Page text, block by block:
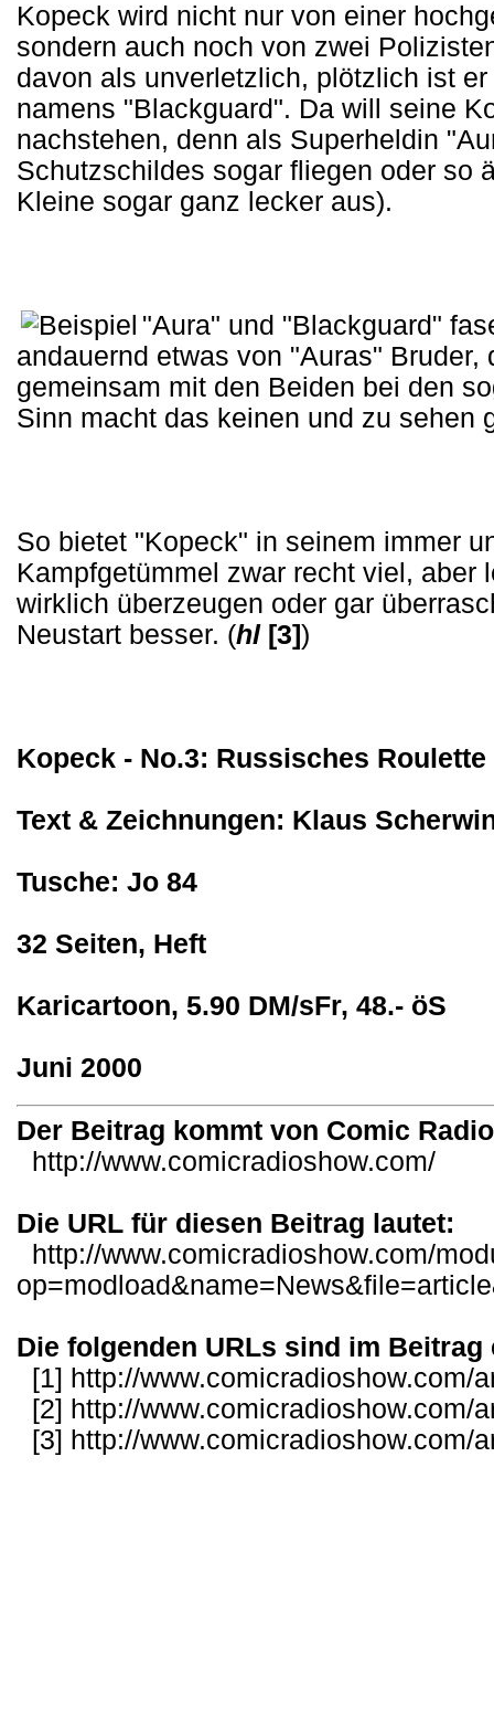
Kopeck wird nicht nur von einer
sondern auch noch von zwei
davon als unverletzlich, plötzlich ist
namens "Blackguard". Da will seine
nachstehen, denn als Superheldin
Schutzschildes sogar fliegen oder so
Kleine sogar ganz lecker aus).
"Aura" und "Blackguard"
andauernd etwas von "Auras"
gemeinsam mit den Beiden bei den
Sinn macht das keinen und zu sehen
So bietet "Kopeck" in seinem immer
Kampfgetümmel zwar recht viel, aber
wirklich überzeugen oder gar
Neustart besser. (hl[3])
Kopeck - No.3: Russisches Roulette
Text & Zeichnungen: Klaus
Tusche: Jo 84
32 Seiten, Heft
Karicartoon, 5.90 DM/sFr, 48.- öS
Juni 2000
Der Beitrag kommt von Comic
http://www.comicradioshow.com/
Die URL für diesen Beitrag lautet:
http://www.comicradioshow.com/
Die folgenden URLs sind im Beitrag
[1] http://www.comicradioshow.com/
[2] http://www.comicradioshow.com/
[3] http://www.comicradioshow.com/